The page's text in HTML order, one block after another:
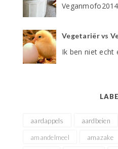
Vegetariër vs
Ik ben niet echt
aardappels aardbeien
amandelmeel amazake